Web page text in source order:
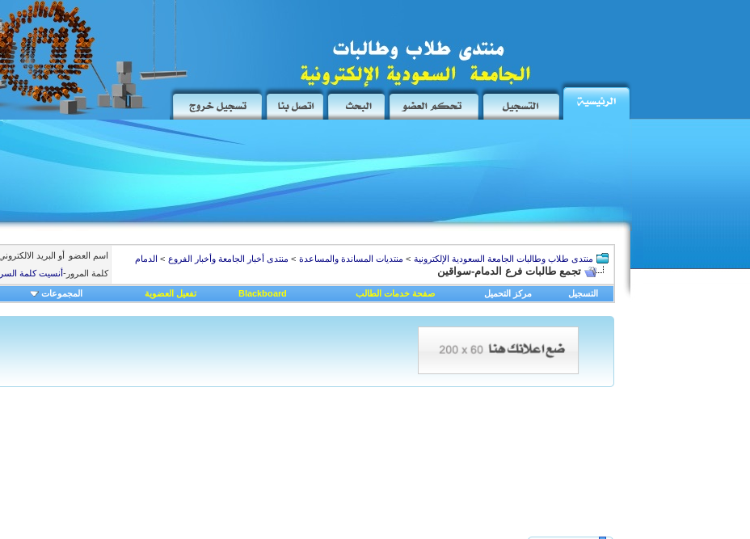
منتدى طلاب وطالبات الجامعة السعودية الإلكترونية > منتديات المساندة والمساعدة > منتدى أخبار الجامعة وأخبار الفروع > الدمام
تجمع طالبات فرع الدمام-سواقين
اسم العضو أو البريد
كلمة المرور-أنسيت كلمة
التسجيل مركز التحميل صفحة خدمات الطالب Blackboard تفعيل العضوية المجموعات